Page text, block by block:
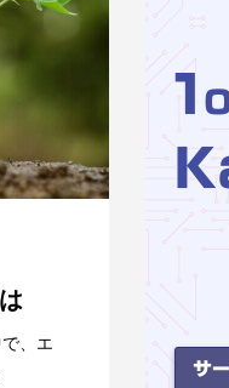
、エ